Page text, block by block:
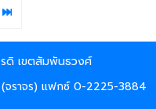
ดิ เขตสัมพันธวงศ์
ราจร) แฟกซ์ 0-2225-3884